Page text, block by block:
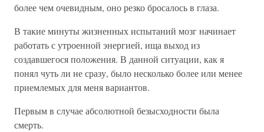
более чем очевидным, оно резко бросалось в глаза.
В такие минуты жизненных испытаний мозг начинает
работать с утроенной энергией, ища выход из
создавшегося положения. В данной ситуации, как я
понял чуть ли не сразу, было несколько более или менее
приемлемых для меня вариантов.
Первым в случае абсолютной безысходности была
смерть.